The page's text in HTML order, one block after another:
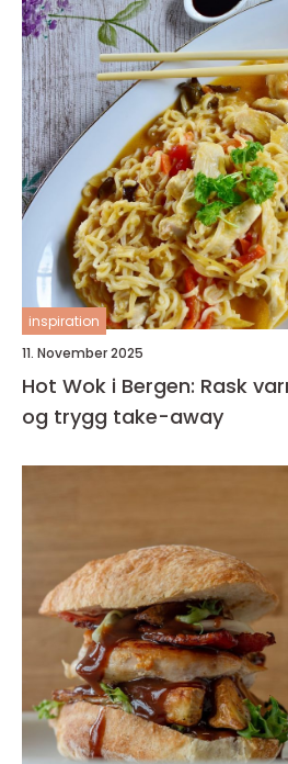
inspiration
11. November 2025
Hot Wok i Bergen: Rask
og trygg take-away